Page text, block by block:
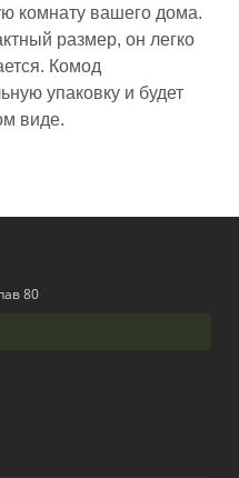
комнату вашего дома.
размер, он легко
Комод
упаковку и будет
виде.
80